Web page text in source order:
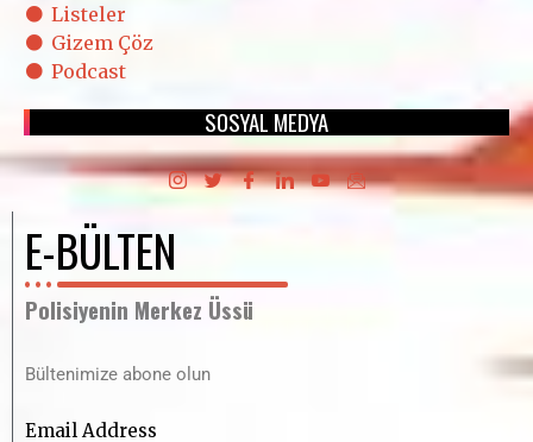
Listeler
Gizem Çöz
Podcast
SOSYAL MEDYA
E-BÜLTEN
Polisiyenin Merkez Üssü
Bültenimize abone olun
Email Address